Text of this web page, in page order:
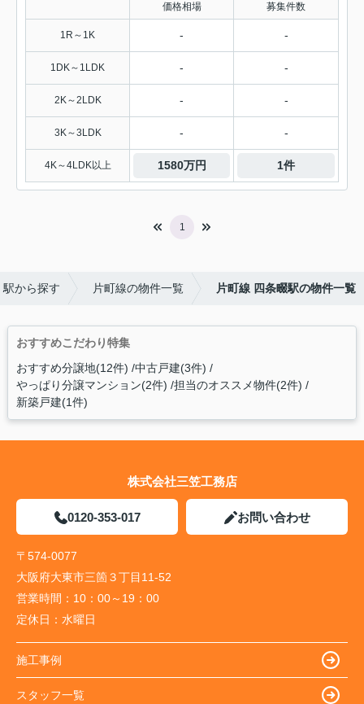
価格相場 募集件数
1R～1K - -
1DK～1LDK - -
2K～2LDK - -
3K～3LDK - -
4K～4LDK以上 1580万円 1件
1
駅から探す 片町線の物件一覧 片町線 四条畷駅の物件一覧
おすすめこだわり特集
おすすめ分譲地(12件) 中古戸建(3件)
やっぱり分譲マンション(2件) 担当のオススメ物件(2件)
新築戸建(1件)
株式会社三笠工務店
0120-353-017 お問い合わせ
〒574-0077
大阪府大東市三箇３丁目11-52
営業時間： 10：00～19：00
定休日： 水曜日
施工事例
スタッフ一覧